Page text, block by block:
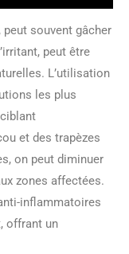
souvent gâcher
peut être
L’utilisation
les plus
et des trapèzes
on peut diminuer
zones affectées.
inflammatoires
offrant un